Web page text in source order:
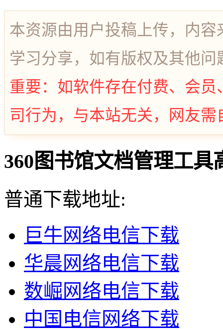
本资源由用户投稿上传，内
学习分享，如有版权及其他
重要：如软件存在付费、会
司行为，与本站无关，网友需
360图书馆文档管理工具
普通下载地址:
巨牛网络电信下载
华晨网络电信下载
数崛网络电信下载
中国电信网络下载